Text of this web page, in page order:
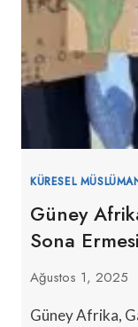
KÜRESEL
Güney
Sona
Ağustos 1, 2025
Güney Afrika,